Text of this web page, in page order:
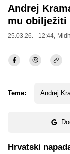
Andrej
mu obilježiti
25.03.26. - 12:44,
Teme: Andrej
Hrvatski